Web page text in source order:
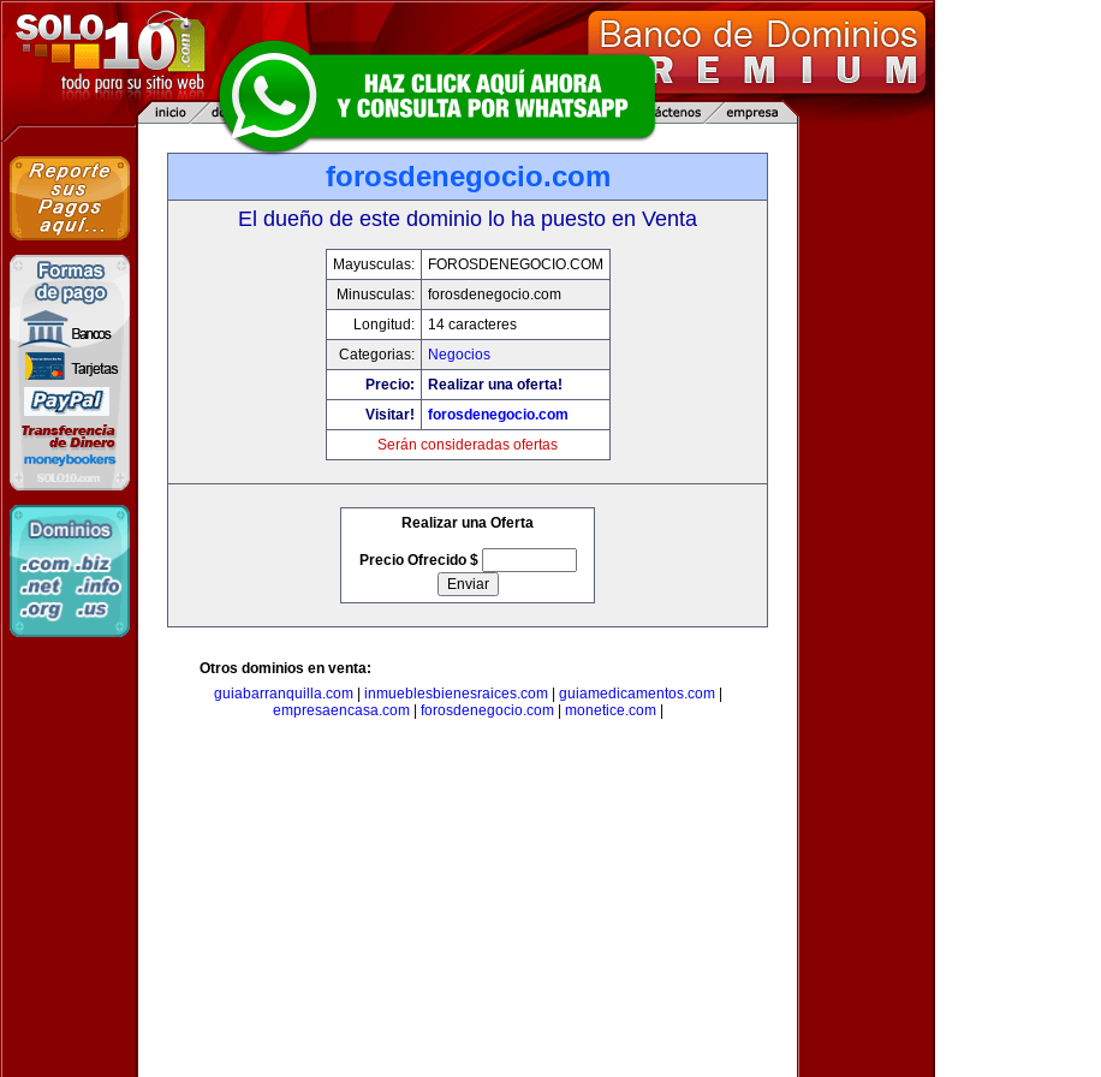
forosdenegocio.com
El dueño de este dominio lo ha puesto en Venta
Mayusculas:
FOROSDENEGOCIO.COM
Minusculas:
forosdenegocio.com
Longitud:
14 caracteres
Categorias:
Negocios
Precio:
Realizar una oferta!
Visitar!
forosdenegocio.com
Serán consideradas ofertas
Realizar una Oferta
Precio Ofrecido $
Otros dominios en venta:
guiabarranquilla.com| inmueblesbienesraices.com| guiamedicamentos.com|
empresaencasa.com| forosdenegocio.com| monetice.com|